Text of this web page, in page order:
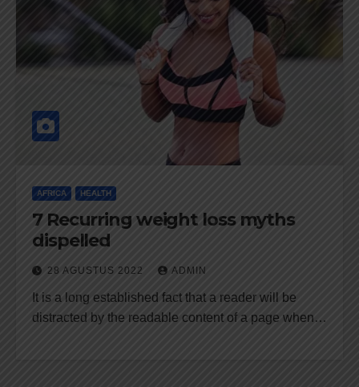
AFRICA HEALTH
7 Recurring weight loss myths
dispelled
28 AGUSTUS 2022 ADMIN
It is a long established fact that a reader will be
distracted by the readable content of a page when…